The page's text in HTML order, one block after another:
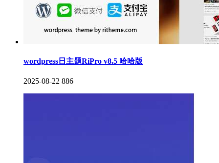
wordpress日主题RiPro v8.5 哈哈版
2025-08-22 886